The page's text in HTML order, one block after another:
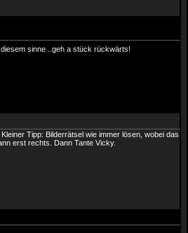
sinne...geh a stück rückwärts!
Tipp: Bilderrätsel wie immer lösen, wobei das
erst rechts. Dann Tante Vicky.